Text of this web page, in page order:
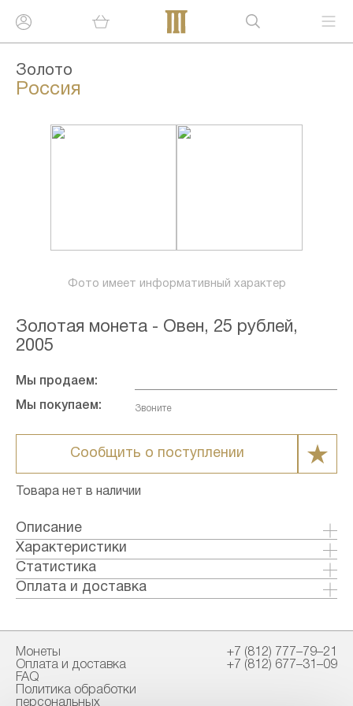
Золото
Россия
Фото имеет информативный характер
Золотая монета - Овен, 25 рублей,
2005
Мы продаем:
Мы покупаем: Звоните
Сообщить о поступлении
Товара нет в наличии
Описание
Созвездие Овна содержит 82 звезды,
видимые невооруженным глазом. Находится в
Северном полуша-рии.
Характеристики
Металл: Золото
Страна: Россия
Годы выпуска: 2005
Номинал: 25
Проба: 999
Вес общий гр.: 3.2
Статистика
Оплата и доставка
Наличными в офисе
Способы доставки:
Монеты
Оплата и доставка
FAQ
Политика обработки
персональных
+7 (812) 777–79–21
+7 (812) 677–31–09